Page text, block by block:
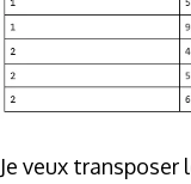
Je veux transposer